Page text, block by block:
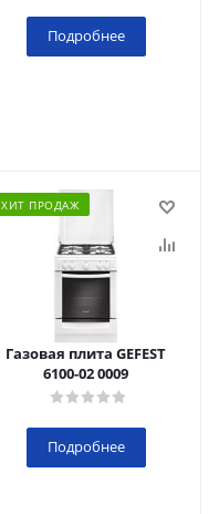
Подробнее
ХИТ ПРОДАЖ
Газовая плита GEFEST
6100-02 0009
Подробнее